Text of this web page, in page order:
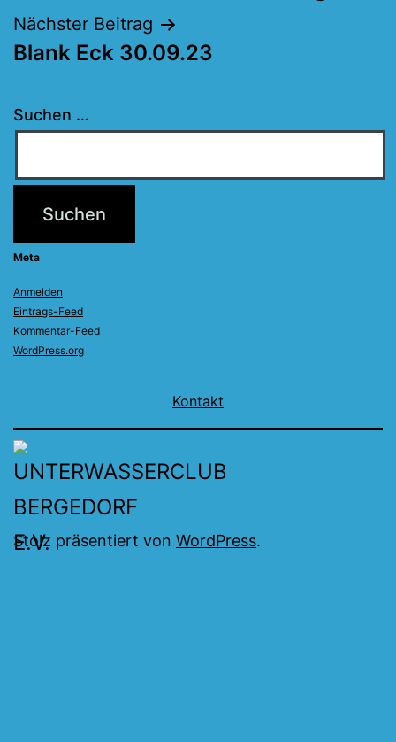
Nächster Beitrag
Blank Eck 30.09.23
Suchen …
Meta
Anmelden
Eintrags-Feed
Kommentar-Feed
WordPress.org
Kontakt
Stolz präsentiert von WordPress.